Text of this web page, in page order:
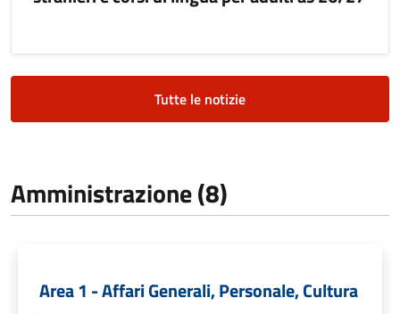
Tutte le notizie
Amministrazione (8)
Area 1 - Affari Generali, Personale, Cultura